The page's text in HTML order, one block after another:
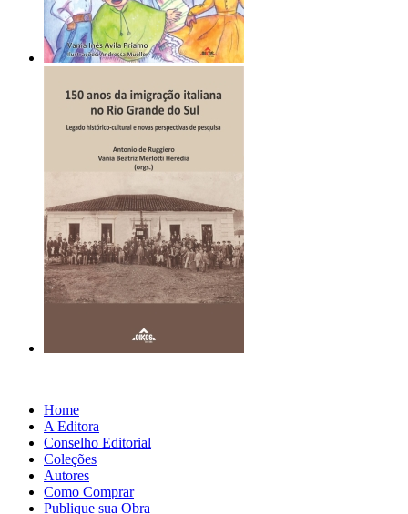
Home
A Editora
Conselho Editorial
Coleções
Autores
Como Comprar
Publique sua Obra